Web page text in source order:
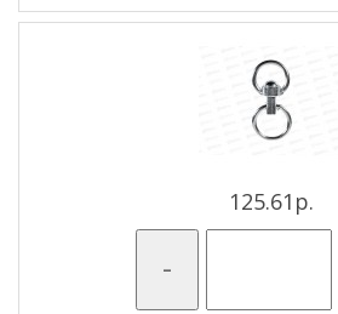
125.61р.
-